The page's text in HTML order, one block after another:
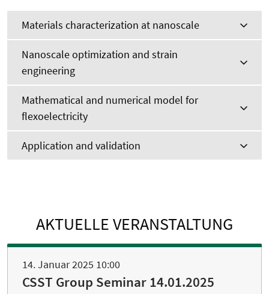
Materials characterization at nanoscale
Nanoscale optimization and strain
engineering
Mathematical and numerical model for
flexoelectricity
Application and validation
AKTUELLE VERANSTALTUNG
14. Januar 2025 10:00
CSST Group Seminar 14.01.2025